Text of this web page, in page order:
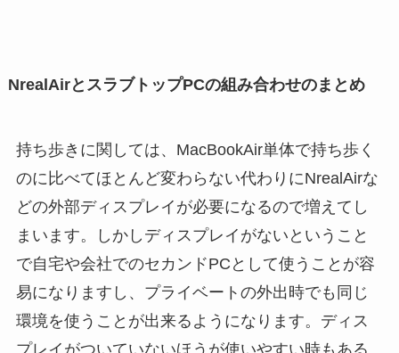
NrealAirとスラブトップPCの組み合わせのまとめ
持ち歩きに関しては、MacBookAir単体で持ち歩く
のに比べてほとんど変わらない代わりにNrealAirな
どの外部ディスプレイが必要になるので増えてし
まいます。しかしディスプレイがないということ
で自宅や会社でのセカンドPCとして使うことが容
易になりますし、プライベートの外出時でも同じ
環境を使うことが出来るようになります。ディス
プレイがついていないほうが使いやすい時もある